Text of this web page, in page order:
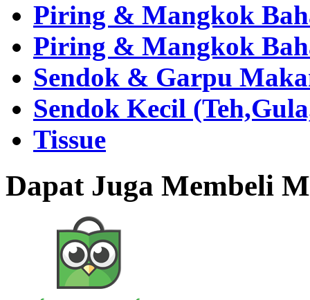
Piring & Mangkok
Piring & Mangkok
Sendok & Garpu
Sendok Kecil
Tissue
Dapat Juga Membeli